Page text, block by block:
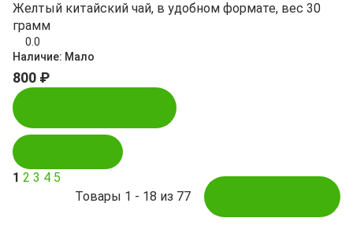
Желтый китайский чай, в удобном формате, вес 30
грамм
0.0
Наличие: Мало
800 ₽
Товары 1 - 18 из 77
1 2 3 4 5